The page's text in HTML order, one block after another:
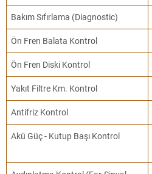
Bakım Sıfırlama (Diagnostic)
Ön Fren Balata Kontrol
Ön Fren Diski Kontrol
Yakıt Filtre Km. Kontrol
Antifriz Kontrol
Akü Güç - Kutup Başı Kontrol